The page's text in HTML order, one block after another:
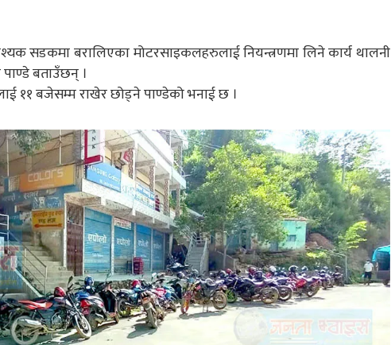
सडकमा बरालिएका मोटरसाइकलहरुलाई नियन्त्रणमा लिने कार्य थालनी
पाण्डे बताउँछन् ।
११ बजेसम्म राखेर छोड्ने पाण्डेको भनाई छ ।